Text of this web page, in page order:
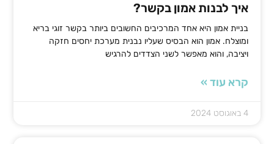
איך לבנות אמון בקשר?
בניית אמון היא אחד המרכיבים החשובים ביותר בקשר זוגי בריא
ומוצלח. אמון הוא הבסיס שעליו נבנית מערכת יחסים חזקה
ויציבה, והוא מאפשר לשני הצדדים להרגיש
קרא עוד »
4 באוגוסט 2024